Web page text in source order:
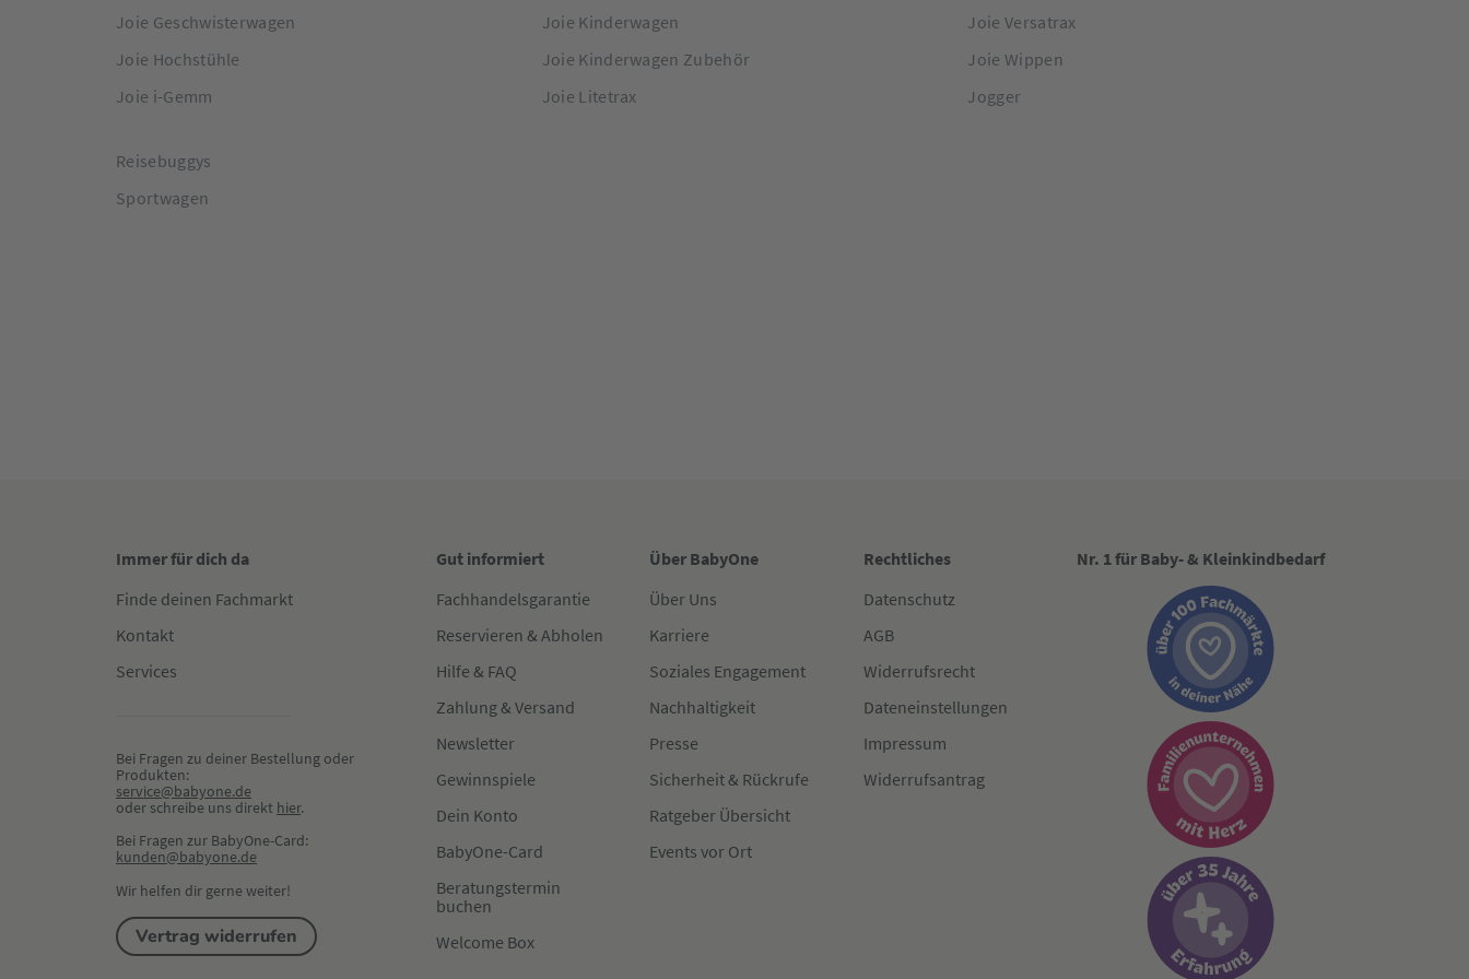
Joie Geschwisterwagen
Joie Hochstühle
Joie i-Gemm
Joie Kinderwagen
Joie Kinderwagen Zubehör
Joie Litetrax
Joie Versatrax
Joie Wippen
Jogger
Reisebuggys
Sportwagen
Immer für dich da
Finde deinen Fachmarkt
Kontakt
Services
Bei Fragen zu deiner Bestellung oder
Produkten:
service@babyone.de
oder schreibe uns direkt hier.
Bei Fragen zur BabyOne-Card:
kunden@babyone.de
Wir helfen dir gerne weiter!
Vertrag widerrufen
Gut informiert
Fachhandelsgarantie
Reservieren & Abholen
Hilfe & FAQ
Zahlung & Versand
Newsletter
Gewinnspiele
Dein Konto
BabyOne-Card
Beratungstermin
buchen
Welcome Box
Über BabyOne
Über Uns
Karriere
Soziales Engagement
Nachhaltigkeit
Presse
Sicherheit & Rückrufe
Ratgeber Übersicht
Events vor Ort
Rechtliches
Datenschutz
AGB
Widerrufsrecht
Dateneinstellungen
Impressum
Widerrufsantrag
Nr. 1 für Baby- & Kleinkindbedarf